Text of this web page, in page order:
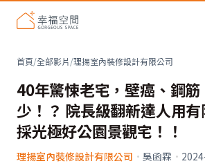
首頁/全部影片/理揚室內裝修設計有限公司
40年驚悚老宅，壁癌、鋼
少！？ 院長級翻新達人用
採光極好公園景觀宅！！
理揚室內裝修設計有限公司 · 吳函霖 ·